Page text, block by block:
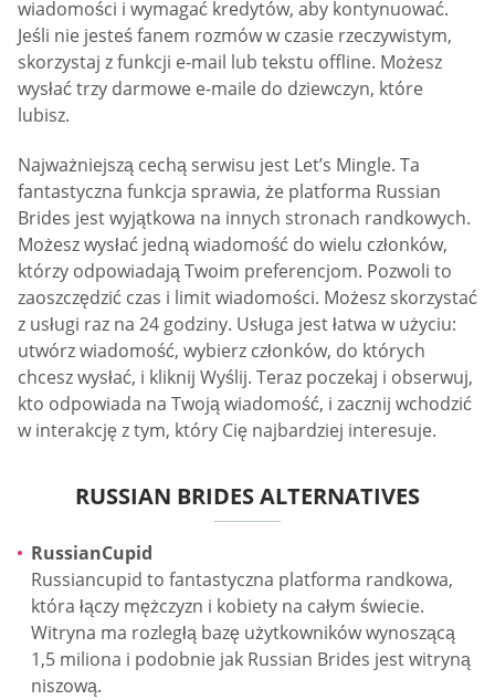
wiadomości i wymagać kredytów, aby kontynuować.
Jeśli nie jesteś fanem rozmów w czasie rzeczywistym,
skorzystaj z funkcji e-mail lub tekstu offline. Możesz
wysłać trzy darmowe e-maile do dziewczyn, które
lubisz.
Najważniejszą cechą serwisu jest Let’s Mingle. Ta
fantastyczna funkcja sprawia, że platforma Russian
Brides jest wyjątkowa na innych stronach randkowych.
Możesz wysłać jedną wiadomość do wielu członków,
którzy odpowiadają Twoim preferencjom. Pozwoli to
zaoszczędzić czas i limit wiadomości. Możesz skorzystać
z usługi raz na 24 godziny. Usługa jest łatwa w użyciu:
utwórz wiadomość, wybierz członków, do których
chcesz wysłać, i kliknij Wyślij. Teraz poczekaj i obserwuj,
kto odpowiada na Twoją wiadomość, i zacznij wchodzić
w interakcję z tym, który Cię najbardziej interesuje.
RUSSIAN BRIDES ALTERNATIVES
RussianCupid
Russiancupid to fantastyczna platforma randkowa,
która łączy mężczyzn i kobiety na całym świecie.
Witryna ma rozległą bazę użytkowników wynoszącą
1,5 miliona i podobnie jak Russian Brides jest witryną
niszową.